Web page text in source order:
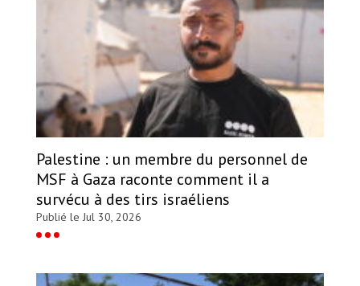
Palestine : un membre du personnel de
MSF à Gaza raconte comment il a
survécu à des tirs israéliens
Publié le Jul 30, 2026